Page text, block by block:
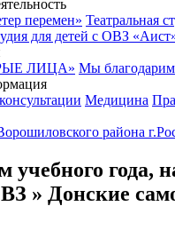
перемен» Театральная
для детей с ОВЗ
ЛИЦА» Мы благодарим
Медицина
района
учебного года,
» Донские